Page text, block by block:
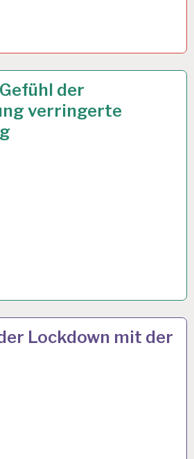
der
verringerte
Lockdown mit der